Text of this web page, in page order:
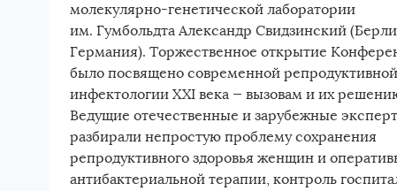
молекулярно-генетической лаборатории
им. Гумбольдта Александр Свидзинский
Германия). Торжественное открытие
было посвящено современной репродуктивной
инфектологии XXI века — вызовам и их
Ведущие отечественные и зарубежные
разбирали непростую проблему сохранения
репродуктивного здоровья женщин и
антибактериальной терапии, контроль